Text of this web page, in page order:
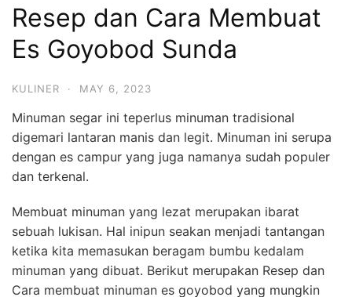
Resep dan Cara Membuat
Es Goyobod Sunda
KULINER · MAY 6, 2023
Minuman segar ini teperlus minuman tradisional
digemari lantaran manis dan legit. Minuman ini serupa
dengan es campur yang juga namanya sudah populer
dan terkenal.
Membuat minuman yang lezat merupakan ibarat
sebuah lukisan. Hal inipun seakan menjadi tantangan
ketika kita memasukan beragam bumbu kedalam
minuman yang dibuat. Berikut merupakan Resep dan
Cara membuat minuman es goyobod yang mungkin